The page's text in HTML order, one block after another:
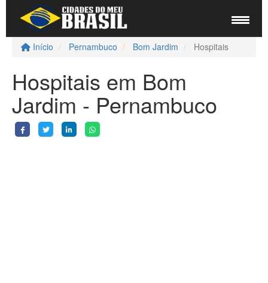
Início Pernambuco Bom Jardim Hospitais
Hospitais em Bom
Jardim - Pernambuco